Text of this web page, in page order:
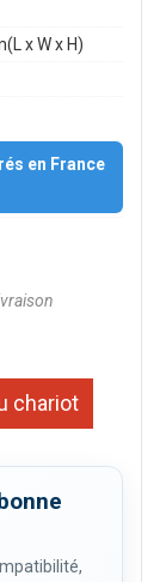
x W x H)
en France
chariot